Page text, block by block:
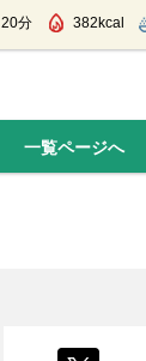
20分 382kcal
一覧ページへ